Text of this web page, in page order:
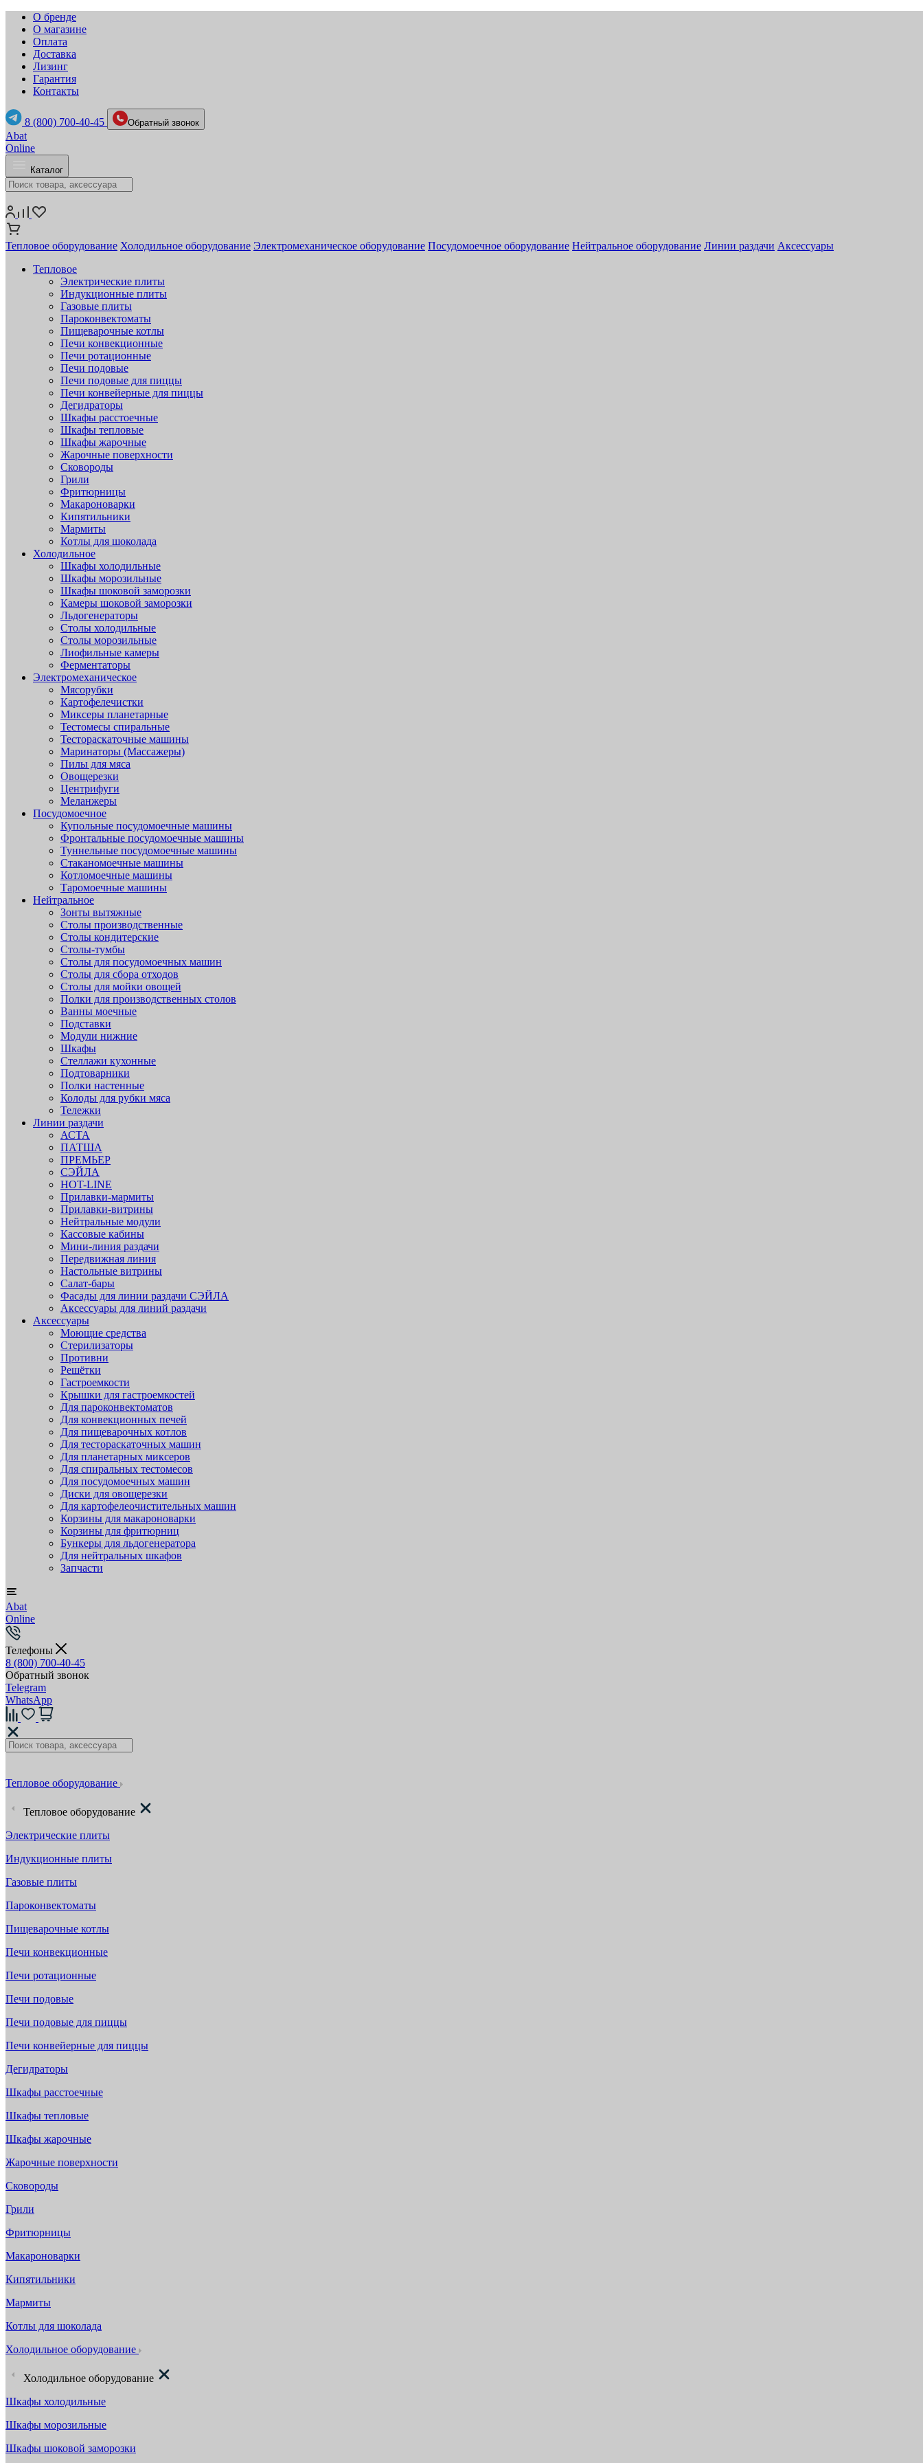
О бренде
О магазине
Оплата
Доставка
Лизинг
Гарантия
Контакты
8 (800) 700-40-45 Обратный звонок
Abat
Online
Каталог
Тепловое оборудование Холодильное оборудование Электромеханическое оборудование Посудомоечное оборудование Нейтральное оборудование Линии раздачи Аксессуары
Тепловое
Электрические плиты
Индукционные плиты
Газовые плиты
Пароконвектоматы
Пищеварочные котлы
Печи конвекционные
Печи ротационные
Печи подовые
Печи подовые для пиццы
Печи конвейерные для пиццы
Дегидраторы
Шкафы расстоечные
Шкафы тепловые
Шкафы жарочные
Жарочные поверхности
Сковороды
Грили
Фритюрницы
Макароноварки
Кипятильники
Мармиты
Котлы для шоколада
Холодильное
Шкафы холодильные
Шкафы морозильные
Шкафы шоковой заморозки
Камеры шоковой заморозки
Льдогенераторы
Столы холодильные
Столы морозильные
Лиофильные камеры
Ферментаторы
Электромеханическое
Мясорубки
Картофелечистки
Миксеры планетарные
Тестомесы спиральные
Тестораскаточные машины
Маринаторы (Массажеры)
Пилы для мяса
Овощерезки
Центрифуги
Меланжеры
Посудомоечное
Купольные посудомоечные машины
Фронтальные посудомоечные машины
Туннельные посудомоечные машины
Стаканомоечные машины
Котломоечные машины
Таромоечные машины
Нейтральное
Зонты вытяжные
Столы производственные
Столы кондитерские
Столы-тумбы
Столы для посудомоечных машин
Столы для сбора отходов
Столы для мойки овощей
Полки для производственных столов
Ванны моечные
Подставки
Модули нижние
Шкафы
Стеллажи кухонные
Подтоварники
Полки настенные
Колоды для рубки мяса
Тележки
Линии раздачи
АСТА
ПАТША
ПРЕМЬЕР
СЭЙЛА
HOT-LINE
Прилавки-мармиты
Прилавки-витрины
Нейтральные модули
Кассовые кабины
Мини-линия раздачи
Передвижная линия
Настольные витрины
Салат-бары
Фасады для линии раздачи СЭЙЛА
Аксессуары для линий раздачи
Аксессуары
Моющие средства
Стерилизаторы
Противни
Решётки
Гастроемкости
Крышки для гастроемкостей
Для пароконвектоматов
Для конвекционных печей
Для пищеварочных котлов
Для тестораскаточных машин
Для планетарных миксеров
Для спиральных тестомесов
Для посудомоечных машин
Диски для овощерезки
Для картофелеочистительных машин
Корзины для макароноварки
Корзины для фритюрниц
Бункеры для льдогенератора
Для нейтральных шкафов
Запчасти
Abat
Online
Телефоны
8 (800) 700-40-45
Обратный звонок
Telegram
WhatsApp
Тепловое оборудование
Тепловое оборудование
Электрические плиты
Индукционные плиты
Газовые плиты
Пароконвектоматы
Пищеварочные котлы
Печи конвекционные
Печи ротационные
Печи подовые
Печи подовые для пиццы
Печи конвейерные для пиццы
Дегидраторы
Шкафы расстоечные
Шкафы тепловые
Шкафы жарочные
Жарочные поверхности
Сковороды
Грили
Фритюрницы
Макароноварки
Кипятильники
Мармиты
Котлы для шоколада
Холодильное оборудование
Холодильное оборудование
Шкафы холодильные
Шкафы морозильные
Шкафы шоковой заморозки